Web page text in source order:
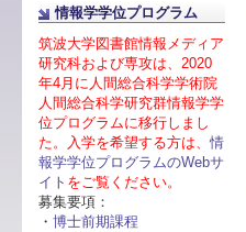
情報学学位プログラム
筑波大学図書館情報メディア
研究科および専攻は、2020
年4月に人間総合科学学術院
人間総合科学研究群情報学学
位プログラムに移行しまし
た。入学を希望する方は、情
報学学位プログラムのWebサ
イト をご覧ください。
募集要項：
・ 博士前期課程